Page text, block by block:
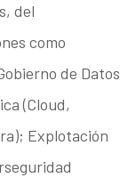
del
como
de Datos
(Cloud,
Explotación